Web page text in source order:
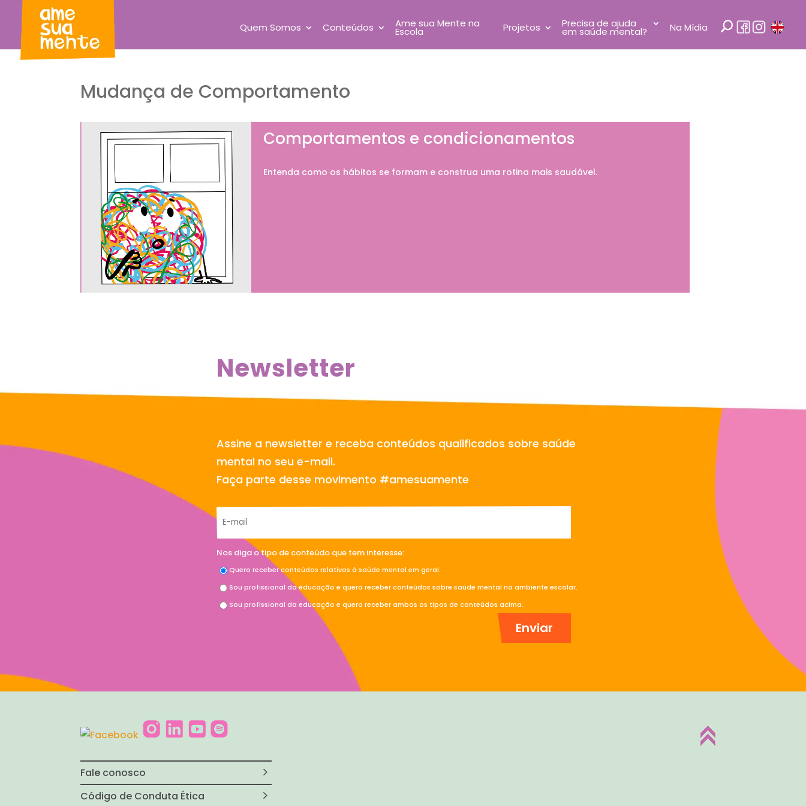
Quem Somos Conteúdos Ame sua Mente na
Escola Projetos Precisa de ajuda
em saúde mental? Na Mídia
Mudança de Comportamento
Comportamentos e condicionamentos
Entenda como os hábitos se formam e construa uma rotina mais saudável.
Newsletter
Assine a newsletter e receba conteúdos qualificados sobre saúde
mental no seu e-mail.
Faça parte desse movimento #amesuamente
Nos diga o tipo de conteúdo que tem interesse:
Quero receber conteúdos relativos à saúde mental em geral.
Sou profissional da educação e quero receber conteúdos sobre saúde mental no ambiente escolar.
Sou profissional da educação e quero receber ambos os tipos de conteúdos acima.
Fale conosco
Código de Conduta Ética